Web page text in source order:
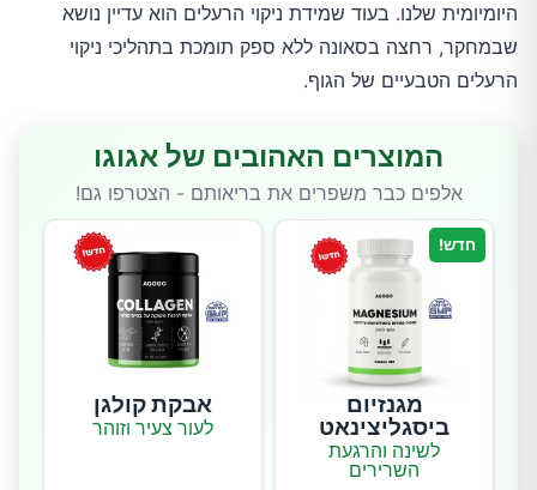
היומיומית שלנו. בעוד שמידת ניקוי הרעלים הוא עדיין נושא
שבמחקר, רחצה בסאונה ללא ספק תומכת בתהליכי ניקוי
הרעלים הטבעיים של הגוף.
המוצרים האהובים של אגוגו
אלפים כבר משפרים את בריאותם - הצטרפו גם!
חדש!
מגנזיום
ביסגליצינאט
לשינה והרגעת
השרירים
אבקת קולגן
לעור צעיר וזוהר